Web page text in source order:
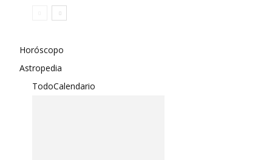
Horóscopo
Astropedia
TodoCalendario